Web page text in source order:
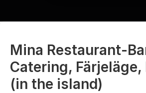
Mina Restaurant-
Catering,
(in the island)